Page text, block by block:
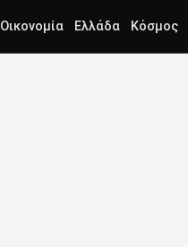
Οικονομία Ελλάδα Κόσμος